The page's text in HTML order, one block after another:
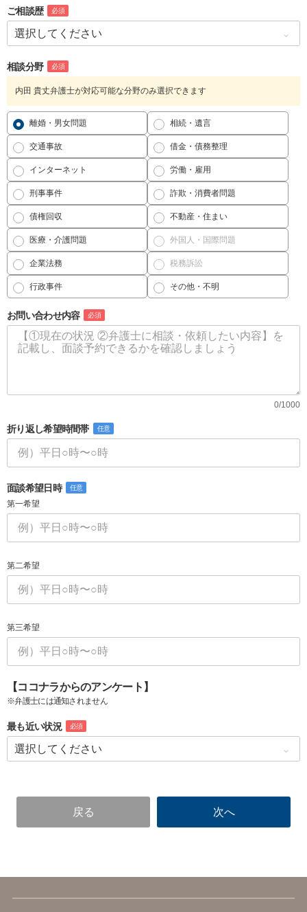
ご相談歴 必須
相談分野 必須
内田 貴丈弁護士が対応可能な分野のみ選択できます
離婚・男女問題 相続・遺言
交通事故 借金・債務整理
インターネット 労働・雇用
刑事事件 詐欺・消費者問題
債権回収 不動産・住まい
医療・介護問題 外国人・国際問題
企業法務 税務訴訟
行政事件 その他・不明
お問い合わせ内容 必須
0/1000
折り返し希望時間帯 任意
面談希望日時 任意
第一希望
第二希望
第三希望
【ココナラからのアンケート】
※弁護士には通知されません
最も近い状況 必須